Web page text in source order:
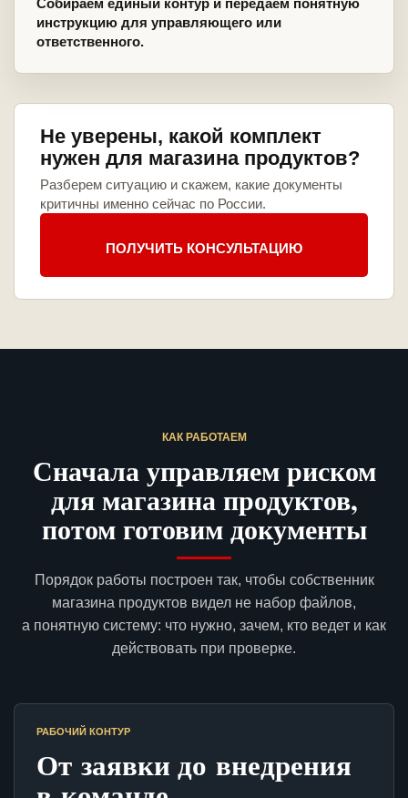
Собираем единый контур и передаем понятную
инструкцию для управляющего или
ответственного.
Не уверены, какой комплект
нужен для магазина продуктов?
Разберем ситуацию и скажем, какие документы
критичны именно сейчас по России.
ПОЛУЧИТЬ КОНСУЛЬТАЦИЮ
КАК РАБОТАЕМ
Сначала управляем риском
для магазина продуктов,
потом готовим документы
Порядок работы построен так, чтобы собственник
магазина продуктов видел не набор файлов,
а понятную систему: что нужно, зачем, кто ведет и как
действовать при проверке.
РАБОЧИЙ КОНТУР
От заявки до внедрения